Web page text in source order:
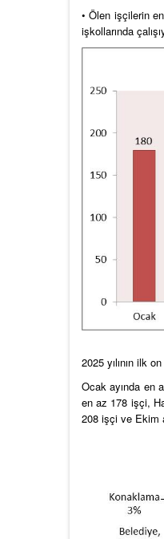
• Ölen işçilerin
işkollarında
2025 yılının ilk
Ocak ayında en
en az 178 işçi,
208 işçi ve Ekim